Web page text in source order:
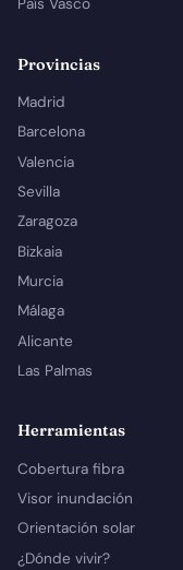
País Vasco
Provincias
Madrid
Barcelona
Valencia
Sevilla
Zaragoza
Bizkaia
Murcia
Málaga
Alicante
Las Palmas
Herramientas
Cobertura fibra
Visor inundación
Orientación solar
¿Dónde vivir?